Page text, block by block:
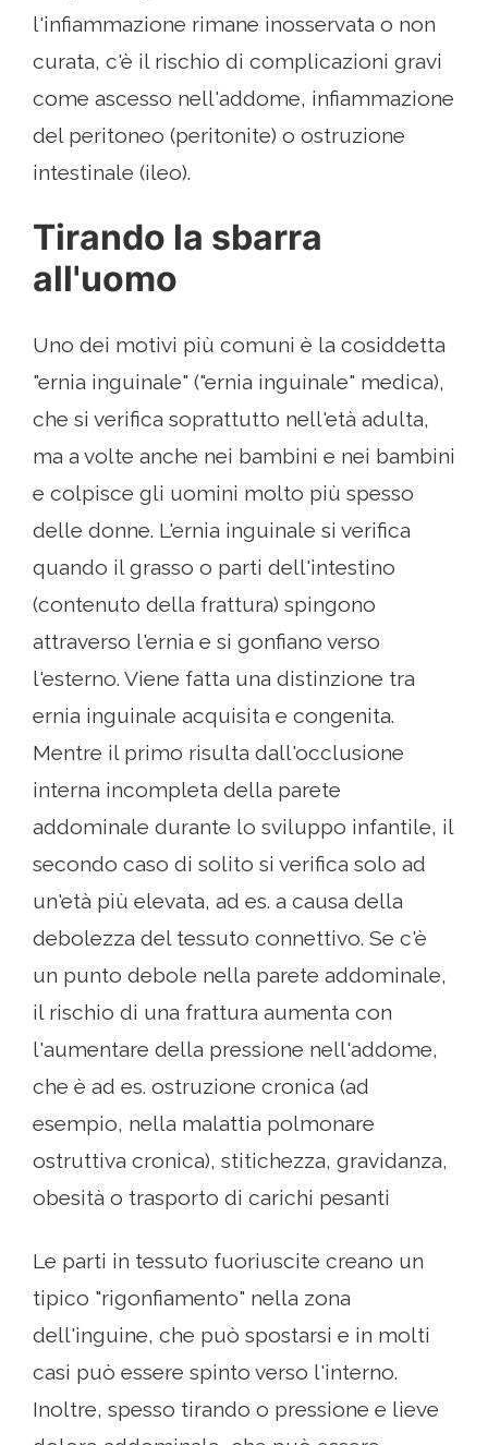
l'infiammazione rimane inosservata o non
curata, c'è il rischio di complicazioni gravi
come ascesso nell'addome, infiammazione
del peritoneo (peritonite) o ostruzione
intestinale (ileo).
Tirando la sbarra
all'uomo
Uno dei motivi più comuni è la cosiddetta
"ernia inguinale" ("ernia inguinale" medica),
che si verifica soprattutto nell'età adulta,
ma a volte anche nei bambini e nei bambini
e colpisce gli uomini molto più spesso
delle donne. L'ernia inguinale si verifica
quando il grasso o parti dell'intestino
(contenuto della frattura) spingono
attraverso l'ernia e si gonfiano verso
l'esterno. Viene fatta una distinzione tra
ernia inguinale acquisita e congenita.
Mentre il primo risulta dall'occlusione
interna incompleta della parete
addominale durante lo sviluppo infantile, il
secondo caso di solito si verifica solo ad
un'età più elevata, ad es. a causa della
debolezza del tessuto connettivo. Se c'è
un punto debole nella parete addominale,
il rischio di una frattura aumenta con
l'aumentare della pressione nell'addome,
che è ad es. ostruzione cronica (ad
esempio, nella malattia polmonare
ostruttiva cronica), stitichezza, gravidanza,
obesità o trasporto di carichi pesanti
Le parti in tessuto fuoriuscite creano un
tipico "rigonfiamento" nella zona
dell'inguine, che può spostarsi e in molti
casi può essere spinto verso l'interno.
Inoltre, spesso tirando o pressione e lieve